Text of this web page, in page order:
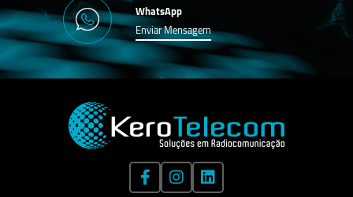
WhatsApp
Enviar Mensagem